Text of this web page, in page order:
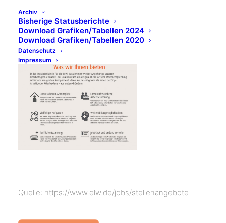
Archiv
Bisherige Statusberichte
Download Grafiken/Tabellen 2024
Download Grafiken/Tabellen 2020
Datenschutz
Impressum
Quelle: https://www.elw.de/jobs/stellenangebote